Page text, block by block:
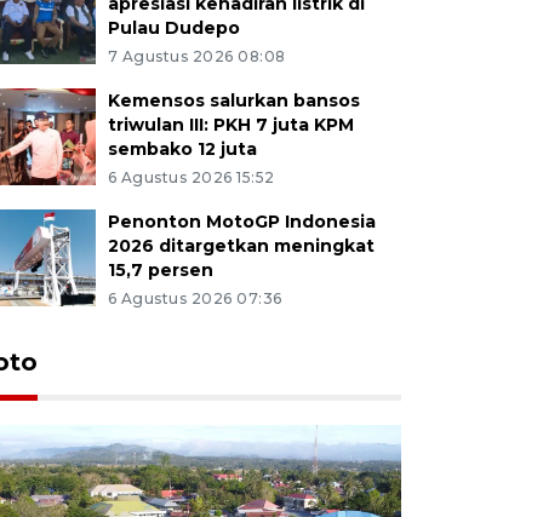
Pulau Dudepo
7 Agustus 2026 08:08
Kemensos salurkan bansos
triwulan III: PKH 7 juta KPM
sembako 12 juta
6 Agustus 2026 15:52
Penonton MotoGP Indonesia
2026 ditargetkan meningkat
15,7 persen
6 Agustus 2026 07:36